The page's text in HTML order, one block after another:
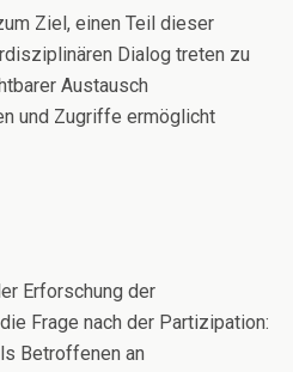
Ziel, einen Teil dieser
Dialog treten zu
Austausch
und Zugriffe ermöglicht
Erforschung der
Frage nach der Partizipation:
Betroffenen an